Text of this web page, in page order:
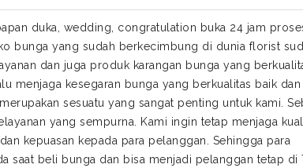
duka, wedding, congratulation buka 24 jam
bunga yang sudah berkecimbung di dunia florist
dan juga produk karangan bunga yang
menjaga kesegaran bunga yang berkualitas baik dan
sesuatu yang sangat penting untuk kami.
yang sempurna. Kami ingin tetap menjaga
kepuasan kepada para pelanggan. Sehingga para
saat beli bunga dan bisa menjadi pelanggan tetap di